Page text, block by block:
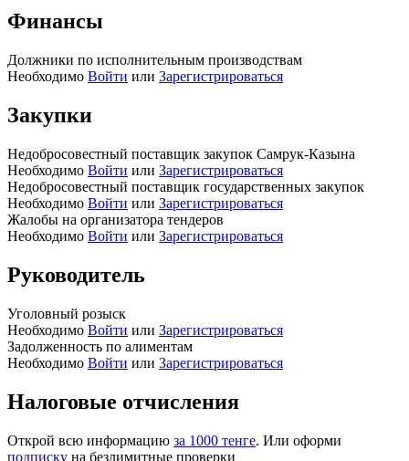
Финансы
Должники по исполнительным производствам
Необходимо Войти или Зарегистрироваться
Закупки
Недобросовестный поставщик закупок Самрук-Казына
Необходимо Войти или Зарегистрироваться
Недобросовестный поставщик государственных закупок
Необходимо Войти или Зарегистрироваться
Жалобы на организатора тендеров
Необходимо Войти или Зарегистрироваться
Руководитель
Уголовный розыск
Необходимо Войти или Зарегистрироваться
Задолженность по алиментам
Необходимо Войти или Зарегистрироваться
Налоговые отчисления
Открой всю информацию за 1000 тенге. Или оформи
подписку на безлимитные проверки